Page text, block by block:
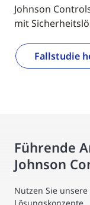
Johnson
mit
Fallstudie
Führende
Johnson
Nutzen Sie